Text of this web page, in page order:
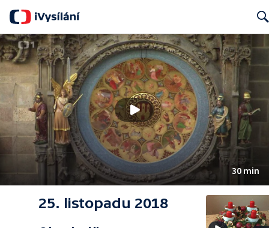
30 min
25. listopadu 2018